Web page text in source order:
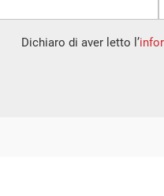
Dichiaro di aver letto l’